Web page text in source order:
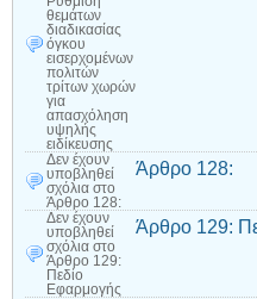
θεμάτων
διαδικασίας
όγκου
εισερχομένων
πολιτών
τρίτων χωρών
για
απασχόληση
υψηλής
ειδίκευσης
Δεν έχουν
υποβληθεί
σχόλια στο
Άρθρο 128:
Άρθρο 128:
Δεν έχουν
υποβληθεί
σχόλια στο
Άρθρο 129:
Πεδίο
Εφαρμογής
Άρθρο 129: